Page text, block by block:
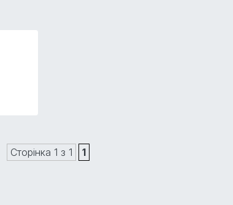
Сторінка 1 з 1 1